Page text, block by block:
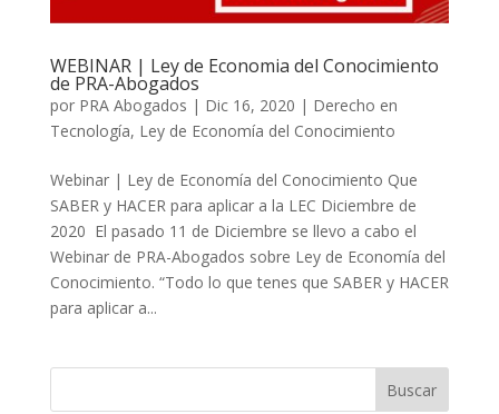
WEBINAR | Ley de Economia del Conocimiento
de PRA-Abogados
por PRA Abogados | Dic 16, 2020 | Derecho en
Tecnología, Ley de Economía del Conocimiento
Webinar | Ley de Economía del Conocimiento Que
SABER y HACER para aplicar a la LEC Diciembre de
2020 El pasado 11 de Diciembre se llevo a cabo el
Webinar de PRA-Abogados sobre Ley de Economía del
Conocimiento. “Todo lo que tenes que SABER y HACER
para aplicar a...